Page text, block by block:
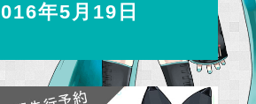
年5月19日